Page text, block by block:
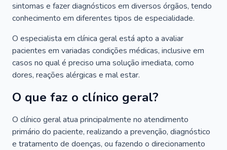
sintomas e fazer diagnósticos em diversos órgãos, tendo
conhecimento em diferentes tipos de especialidade.
O especialista em clínica geral está apto a avaliar
pacientes em variadas condições médicas, inclusive em
casos no qual é preciso uma solução imediata, como
dores, reações alérgicas e mal estar.
O que faz o clínico geral?
O clínico geral atua principalmente no atendimento
primário do paciente, realizando a prevenção, diagnóstico
e tratamento de doenças, ou fazendo o direcionamento